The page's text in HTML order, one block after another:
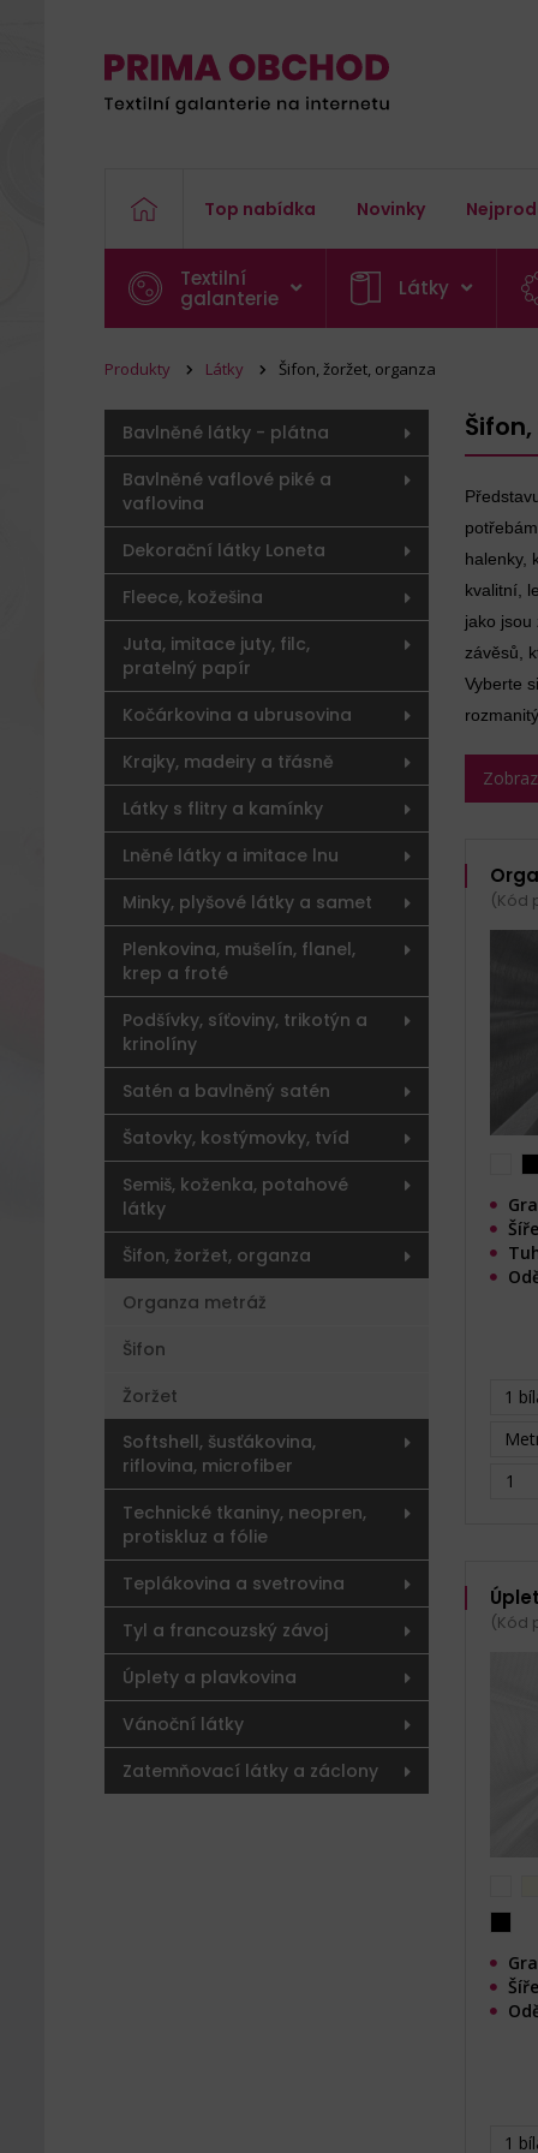
Top nabídka Novinky
Textilní
galanterie
Látky
Produkty Látky Šifon, žoržet, organza
Bavlněné látky - plátna
Bavlněné vaflové piké a
vaflovina
Dekorační látky Loneta
Fleece, kožešina
Juta, imitace juty, filc,
pratelný papír
Kočárkovina a ubrusovina
Krajky, madeiry a třásně
Látky s flitry a kamínky
Lněné látky a imitace lnu
Minky, plyšové látky a samet
Plenkovina, mušelín, flanel,
krep a froté
Podšívky, síťoviny, trikotýn a
krinolíny
Satén a bavlněný satén
Šatovky, kostýmovky, tvíd
Semiš, koženka, potahové
látky
Šifon, žoržet, organza
Organza metráž
Šifon
Žoržet
Softshell, šusťákovina,
riflovina, microfiber
Technické tkaniny, neopren,
protiskluz a fólie
Teplákovina a svetrovina
Tyl a francouzský závoj
Úplety a plavkovina
Vánoční látky
Zatemňovací látky a záclony
halenky,
kvalitní,
jako jsou
závěsů,
Vyberte
(Kód
1
(Kód
1